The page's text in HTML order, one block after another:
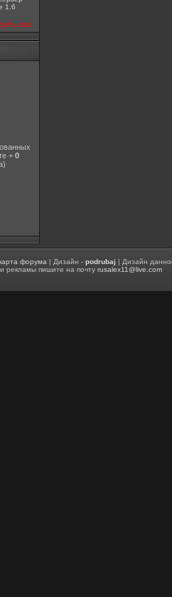
1.6
все
+ 0
форума | Дизайн -podrubaj | Дизайн
рекламы пишите на почтуrusalex11@live.com